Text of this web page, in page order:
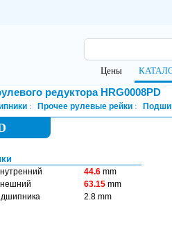
Цены
редуктора HRG0008PD
Прочее рулевые рейки
44.6 mm
63.15 mm
2.8 mm